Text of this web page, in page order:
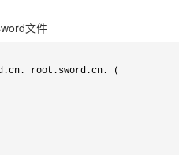
文件